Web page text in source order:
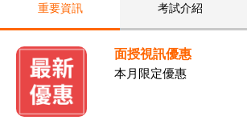
重要資訊 考試介紹
面授視訊優惠
本月限定優惠